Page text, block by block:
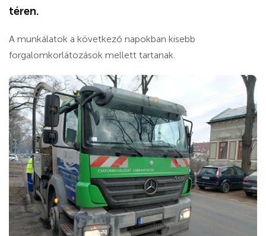
téren.
A munkálatok a következő napokban kisebb
forgalomkorlátozások mellett tartanak.